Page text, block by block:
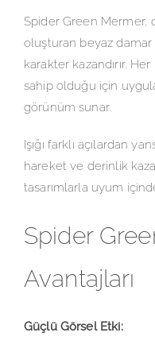
Spider Green Mermer,
oluşturan beyaz damar
karakter kazandırır.
sahip olduğu için
görünüm sunar.
Işığı farklı açılardan
hareket ve derinlik
tasarımlarla uyum
Spider
Avantajları
Güçlü Görsel Etki: